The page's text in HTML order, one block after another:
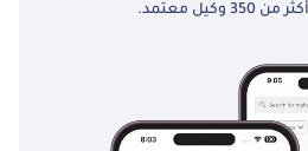
وكيل معتمد.